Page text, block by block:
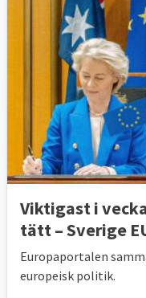
Viktigast i
tätt – Sverige
Europaportalen
europeisk politik.